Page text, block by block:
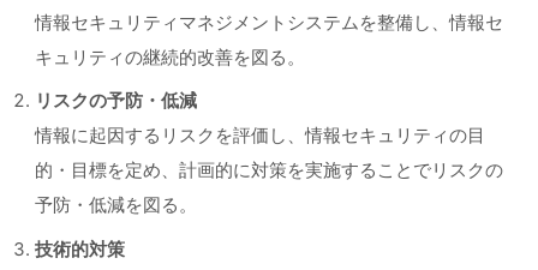
情報セキュリティマネジメントシステムを整備し、情報セ
キュリティの継続的改善を図る。
リスクの予防・低減
情報に起因するリスクを評価し、情報セキュリティの目
的・目標を定め、計画的に対策を実施することでリスクの
予防・低減を図る。
技術的対策